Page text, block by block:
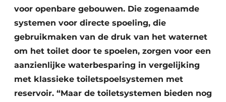
voor openbare gebouwen. Die zogenaamde
systemen voor directe spoeling, die
gebruikmaken van de druk van het waternet
om het toilet door te spoelen, zorgen voor een
aanzienlijke waterbesparing in vergelijking
met klassieke toiletspoelsystemen met
reservoir. “Maar de toiletsystemen bieden nog